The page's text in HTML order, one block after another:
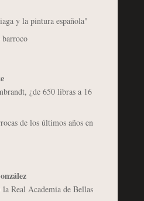
y la pintura española"
¿de 650 libras a 16
de los últimos años en
la Real Academia de Bellas